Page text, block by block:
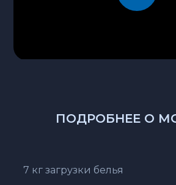
Play
ПОДРОБНЕЕ О
7 кг загрузки белья